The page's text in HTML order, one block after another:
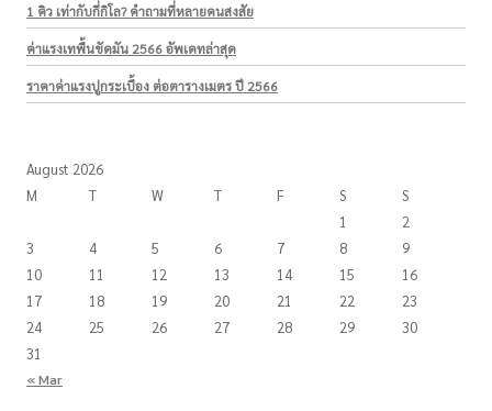
1 คิว เท่ากับกี่กิโล? คำถามที่หลายคนสงสัย
ค่าแรงเทพื้นขัดมัน 2566 อัพเดทล่าสุด
ราคาค่าแรงปูกระเบื้อง ต่อตารางเมตร ปี 2566
August 2026
M
T W T F S
S
1
2
3
4 5 6 7 8
9
10
11 12 13 14 15
16
17
18 19 20 21 22
23
24
25 26 27 28 29
30
31
« Mar